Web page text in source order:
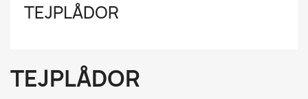
TEJPLÅDOR
TEJPLÅDOR